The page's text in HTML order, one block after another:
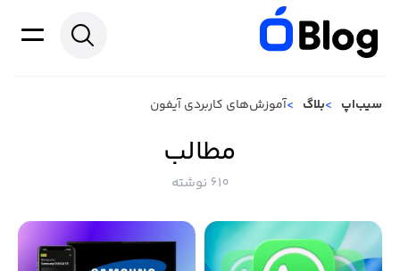
سیب‌اپ بلاگ آموزش‌های کاربردی آیفون
مطالب
610 نوشته